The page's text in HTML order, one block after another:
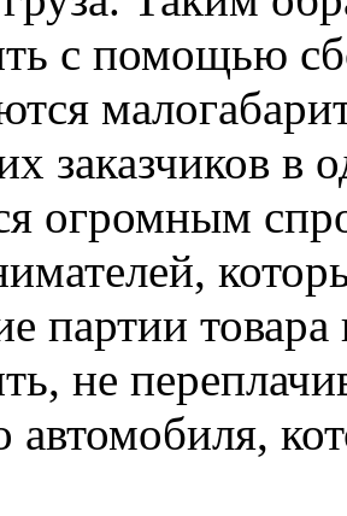
с помощью
заказчиков в
огромным
партии
не
автомобиля,